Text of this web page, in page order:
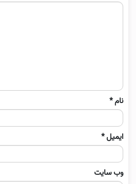
نام*
ایمیل*
وب‌ سایت